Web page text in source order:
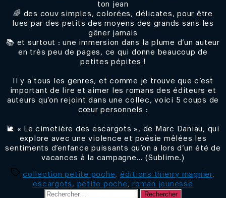
ton jean
🌈 des couv simples, colorées, délicates, pour être
lues par des petits des moyens des grands sans les
gêner jamais
📚 et surtout : une immersion dans la plume d’un auteur
en très peu de pages, ce qui donne beaucoup de
petites pépites !
Il y a tous les genres, et comme je trouve que c’est
important de lire et aimer les romans des éditeurs et
auteurs qu’on rejoint dans une collec, voici 5 coups de
cœur personnels :
🐌 « Le cimetière des escargots », de Marc Daniau, qui
explore avec une violence et poésie mêlées les
sentiments d’enfance puissants qu’on a lors d’un été de
vacances à la campagne… (Sublime.)
Étiquettes
collection petite poche, éditions thierry magnier,
escargots , petite poche ,roman jeunesse
Rechercher :